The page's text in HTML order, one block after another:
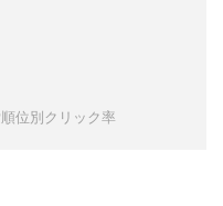
位別クリック率